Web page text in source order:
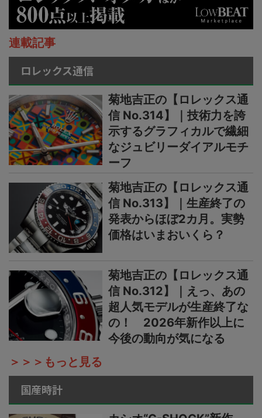
連載記事
ロレックス通信
菊地吉正の【ロレックス通
信 No.314】｜技術力を誇
示するグラフィカルで繊細
なジュビリーダイアルモチ
ーフ
菊地吉正の【ロレックス通
信 No.313】｜生産終了の
発表からほぼ2カ月。実勢
価格はいまおいくら？
菊地吉正の【ロレックス通
信 No.312】｜えっ、あの
超人気モデルが生産終了な
の！ 2026年新作以上に
今後の動向が気になる
＞＞＞もっと見る
国産時計